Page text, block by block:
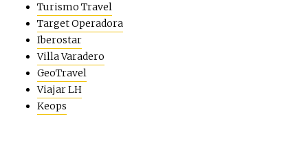
Turismo Travel
Target Operadora
Iberostar
Villa Varadero
GeoTravel
Viajar LH
Keops